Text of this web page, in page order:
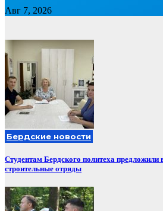
Авг 7, 2026
Бердские новости
Студентам Бердского политеха предложили
строительные отряды